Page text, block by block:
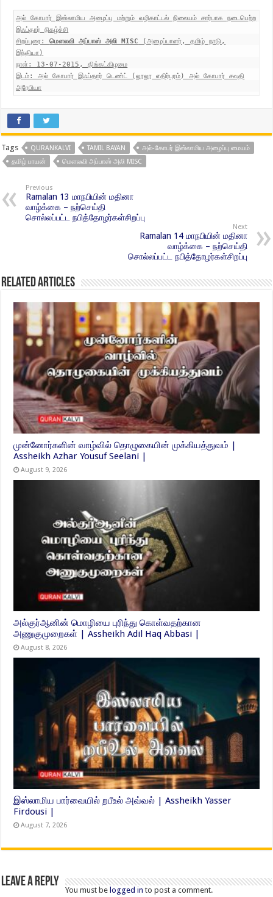
அல் கோபார் இஸ்லாமிய அழைப்பு மற்றும் வழிகாட்டல் நிலையம் சார்பாக நடைபெற்ற
இஃப்தார் நிகழ்ச்சி
சிறப்புரை:மௌலவி அப்பாஸ் அலி MISC (அழைப்பாளர், தமிழ் நாடு,
இந்தியா)
நாள்: 13-07-2015, திங்கட்கிழமை
இடம்: அல் கோபார் இஃப்தார் டெண்ட் (லூலூ எதிர்புரம்) அல் கோபார் சவுதி
அரேபியா
Tags QURANKALVI TAMIL BAYAN
அல்-கோபர் இஸ்லாமிய அழைப்பு மையம்
தமிழ் பாயன்
மௌலவி அப்பாஸ் அலி MISC
Previous
Ramalan 13 மாநபியின் மதினா
வாழ்க்கை – நற்செய்தி
சொல்லப்பட்ட நபித்தோழர்கள்சிறப்பு
Next
Ramalan 14 மாநபியின் மதினா
வாழ்க்கை – நற்செய்தி
சொல்லப்பட்ட நபித்தோழர்கள்சிறப்பு
Related Articles
முன்னோர்களின் வாழ்வில் தொழுகையின் முக்கியத்துவம் |
Assheikh Azhar Yousuf Seelani |
August 9, 2026
அல்குர்ஆனின் மொழியை புரிந்து கொள்வதற்கான
அணுகுமுறைகள் | Assheikh Adil Haq Abbasi |
August 8, 2026
இஸ்லாமிய பார்வையில் றபீஉல் அவ்வல் | Assheikh Yasser
Firdousi |
August 7, 2026
Leave a Reply
You must belogged in to post a comment.